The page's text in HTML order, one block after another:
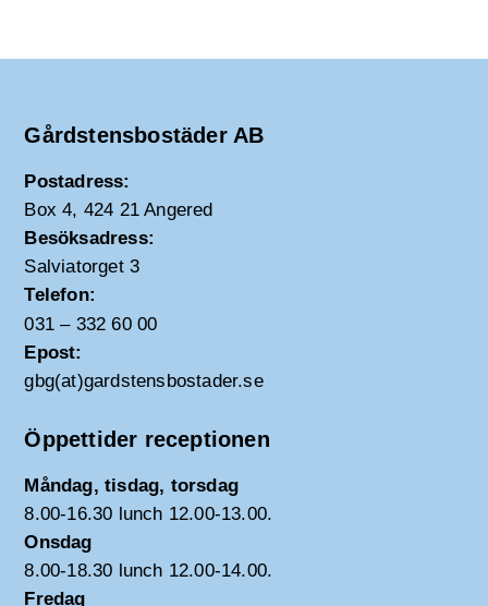
Gårdstensbostäder AB
Postadress:
Box 4, 424 21 Angered
Besöksadress:
Salviatorget 3
Telefon:
031 – 332 60 00
Epost:
gbg(at)gardstensbostader.se
Öppettider receptionen
Måndag, tisdag, torsdag
8.00-16.30 lunch 12.00-13.00.
Onsdag
8.00-18.30 lunch 12.00-14.00.
Fredag